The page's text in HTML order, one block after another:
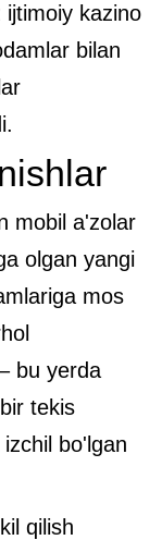
kazino
bilan
mobil a'zolar
olgan yangi
mos
bu yerda
tekis
bo'lgan
qilish